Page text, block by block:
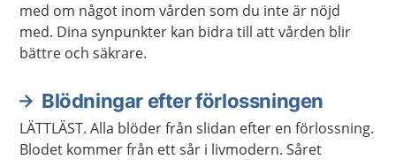
med om något inom vården som du inte är nöjd
med. Dina synpunkter kan bidra till att vården blir
bättre och säkrare.
Blödningar efter förlossningen
LÄTTLÄST. Alla blöder från slidan efter en förlossning.
Blodet kommer från ett sår i livmodern. Såret